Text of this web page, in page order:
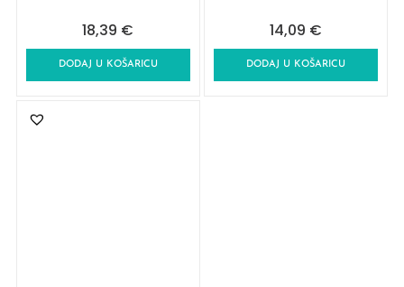
18,39 €
DODAJ U KOŠARICU
14,09 €
DODAJ U KOŠARICU